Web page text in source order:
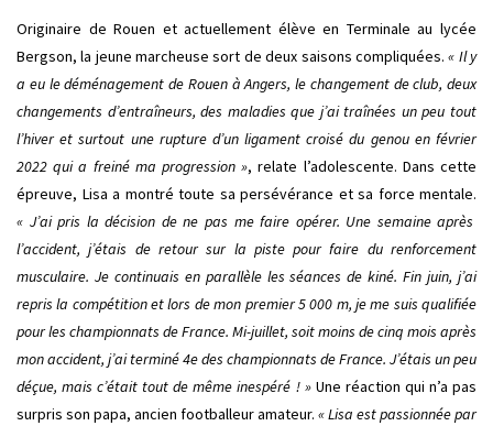
Originaire de Rouen et actuellement élève en Terminale au lycée
Bergson, la jeune marcheuse sort de deux saisons compliquées.« Il y
a eu le déménagement de Rouen à Angers, le changement de club, deux
changements d’entraîneurs, des maladies que j’ai traînées un peu tout
l’hiver et surtout une rupture d’un ligament croisé du genou en février
2022 qui a freiné ma progression », relate l’adolescente. Dans cette
épreuve, Lisa a montré toute sa persévérance et sa force mentale.
« J’ai pris la décision de ne pas me faire opérer. Une semaine après
l’accident, j’étais de retour sur la piste pour faire du renforcement
musculaire. Je continuais en parallèle les séances de kiné. Fin juin, j’ai
repris la compétition et lors de mon premier 5 000 m, je me suis qualifiée
pour les championnats de France. Mi-juillet, soit moins de cinq mois après
mon accident, j’ai terminé 4e des championnats de France. J’étais un peu
déçue, mais c’était tout de même inespéré ! » Une réaction qui n’a pas
surpris son papa, ancien footballeur amateur. « Lisa est passionnée par